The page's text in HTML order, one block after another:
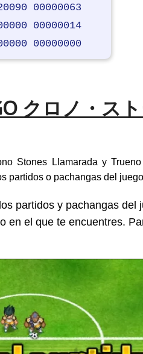
00000063
00000014
00000000
クロノ・ス
Stones Llamarada y
partidos o pachangas del
partidos y pachangas del
en el que te encuentres.